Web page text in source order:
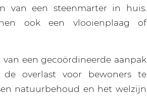
van een steenmarter in huis.
ook een vlooienplaag of
een gecoördineerde aanpak
overlast voor bewoners te
natuurbehoud en het welzijn